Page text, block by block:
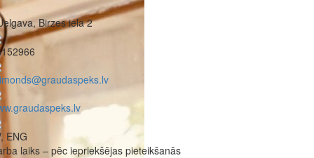
Birzes iela 2
ENG
laiks – pēc iepriekšējas pieteikšanās